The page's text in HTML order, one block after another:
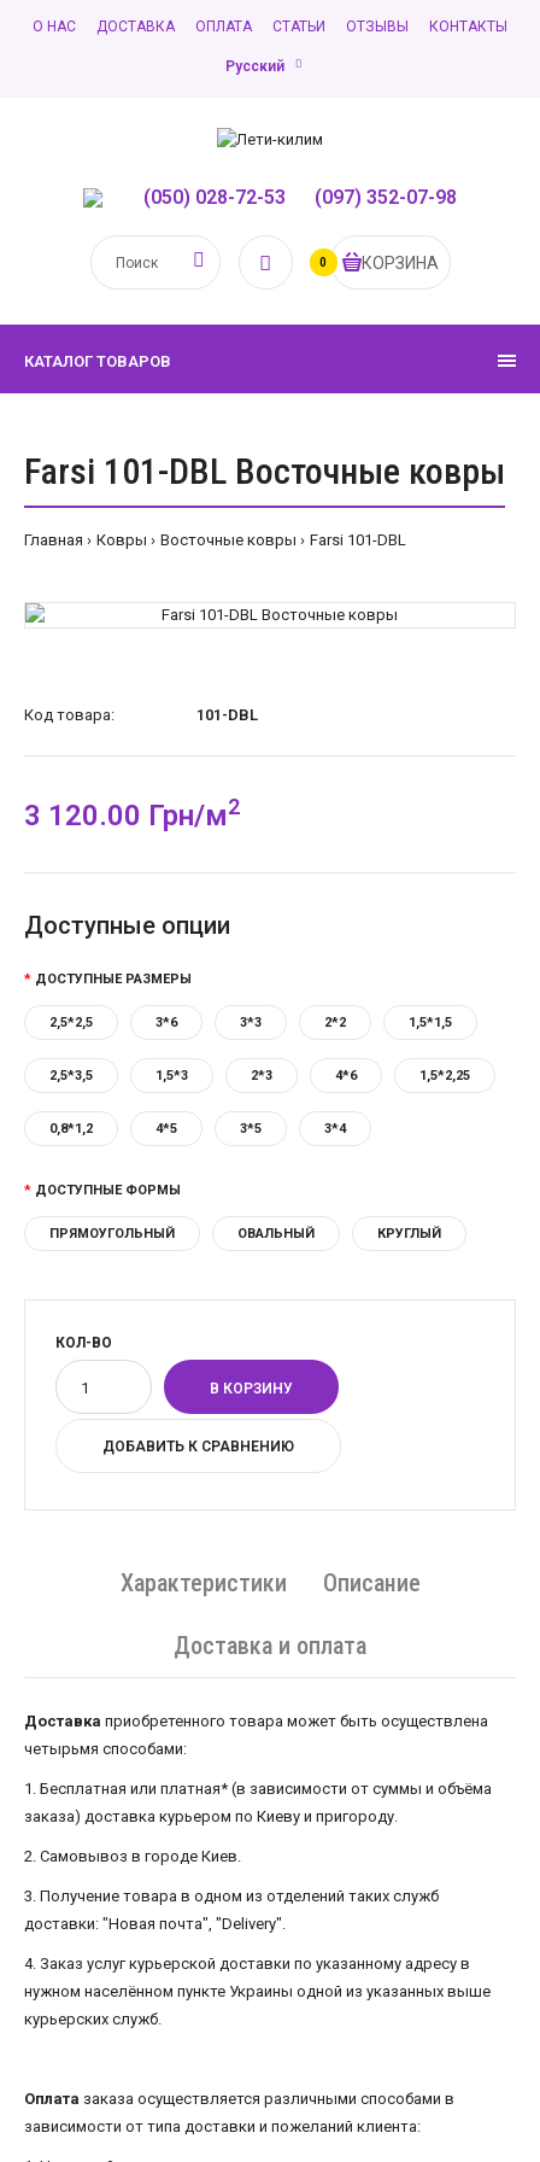
О НАС ДОСТАВКА ОПЛАТА СТАТЬИ ОТЗЫВЫ КОНТАКТЫ
Русский
(050) 028-72-53 (097) 352-07-98
0 КОРЗИНА
КАТАЛОГ ТОВАРОВ
Farsi 101-DBL Восточные ковры
Главная Ковры Восточные ковры Farsi 101-DBL
Код товара: 101-DBL
3 120.00 Грн/м2
Доступные опции
ДОСТУПНЫЕ РАЗМЕРЫ
2,5*2,5 3*6 3*3 2*2 1,5*1,5
2,5*3,5 1,5*3 2*3 4*6 1,5*2,25
0,8*1,2 4*5 3*5 3*4
ДОСТУПНЫЕ ФОРМЫ
ПРЯМОУГОЛЬНЫЙ ОВАЛЬНЫЙ КРУГЛЫЙ
КОЛ-ВО
ДОБАВИТЬ К СРАВНЕНИЮ
Характеристики Описание
Доставка и оплата
Доставка приобретенного товара может быть осуществлена ​​
четырьмя способами:
1. Бесплатная или платная* (в зависимости от суммы и объёма
заказа) доставка курьером по Киеву и пригороду.
2. Самовывоз в городе Киев.
3. Получение товара в одном из отделений таких служб
доставки: "Новая почта", "Delivery".
4. Заказ услуг курьерской доставки по указанному адресу в
нужном населённом пункте Украины одной из указанных выше
курьерских служб.
Оплата заказа осуществляется различными способами в
зависимости от типа доставки и пожеланий клиента: